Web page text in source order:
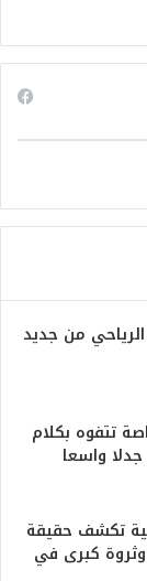
من جديد
تتفوه بكلام
واسعا
تكشف حقيقة
كبرى في